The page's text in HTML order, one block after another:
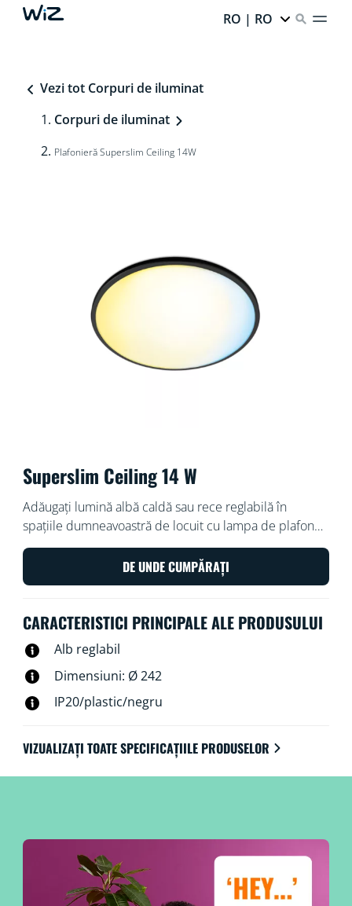
RO | RO
Vezi tot Corpuri de iluminat
Corpuri de iluminat
Plafonieră Superslim Ceiling 14W
Superslim Ceiling 14 W
Adăugați lumină albă caldă sau rece reglabilă în
spațiile dumneavoastră de locuit cu lampa de plafon
inteligentă WiZ Super Slim. Utilizați aplicația WiZ sau
vocea pentru a diminua și crește intensitatea
luminoasă sau utilizați modurile de lumină presetate
DE UNDE CUMPĂRAȚI
CARACTERISTICI PRINCIPALE ALE PRODUSULUI
Alb reglabil
Dimensiuni: Ø 242
IP20/plastic/negru
VIZUALIZAȚI TOATE SPECIFICAȚIILE PRODUSELOR